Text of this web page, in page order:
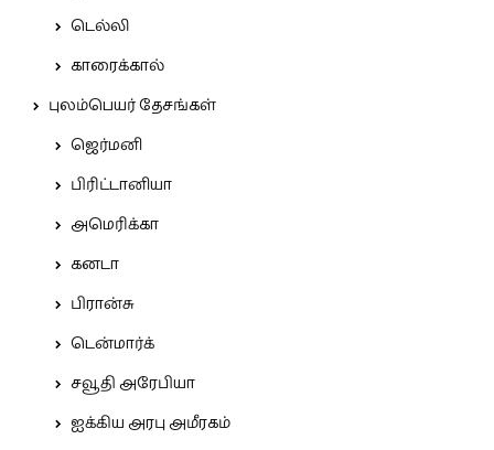
டெல்லி
காரைக்கால்
புலம்பெயர் தேசங்கள்
ஜெர்மனி
பிரிட்டானியா
அமெரிக்கா
கனடா
பிரான்சு
டென்மார்க்
சவூதி அரேபியா
ஐக்கிய அரபு அமீரகம்